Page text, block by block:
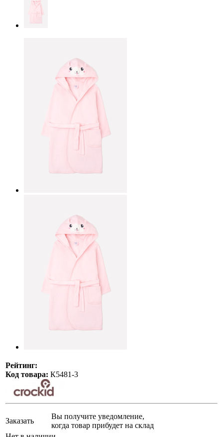
Рейтинг:
Код товара: К5481-3
Заказать
Вы получите уведомление,
когда товар прибудет на склад